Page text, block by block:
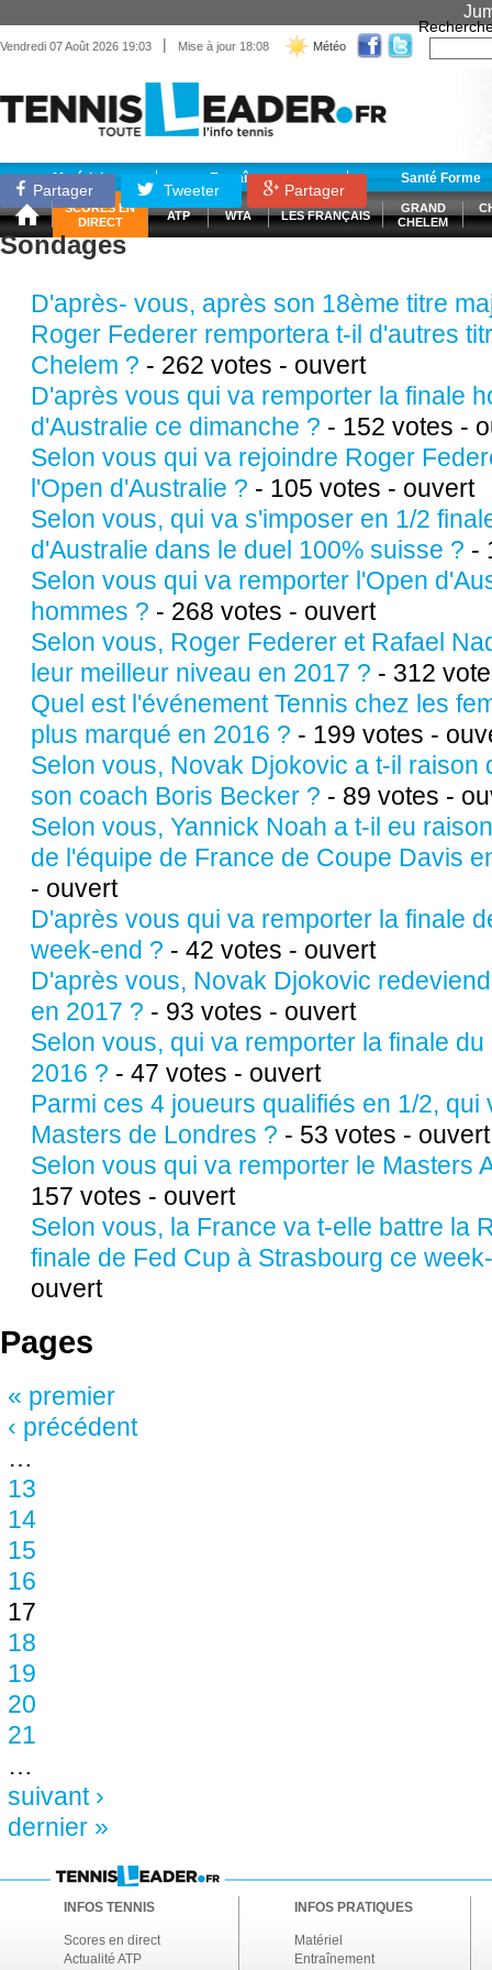
Vendredi 07 Août 2026 19:03 | Mise à jour 18:08 Météo
Matériel Entraînement Santé Forme
SCORES EN
DIRECT
ATP WTA LES FRANÇAIS
GRAND
CHELEM
Partager Tweeter Partager
Sondages
D'après- vous, après son 18ème titre
Roger Federer remportera t-il d'autres
Chelem ? - 262 votes - ouvert
D'après vous qui va remporter la finale
d'Australie ce dimanche ? - 152 votes -
Selon vous qui va rejoindre Roger
l'Open d'Australie ? - 105 votes - ouvert
Selon vous, qui va s'imposer en 1/2
d'Australie dans le duel 100% suisse ? -
Selon vous qui va remporter l'Open
hommes ? - 268 votes - ouvert
Selon vous, Roger Federer et Rafael
leur meilleur niveau en 2017 ? - 312
Quel est l'événement Tennis chez les
plus marqué en 2016 ? - 199 votes -
Selon vous, Novak Djokovic a t-il raison
son coach Boris Becker ? - 89 votes -
Selon vous, Yannick Noah a t-il eu
de l'équipe de France de Coupe Davis
- ouvert
D'après vous qui va remporter la finale
week-end ? - 42 votes - ouvert
D'après vous, Novak Djokovic
en 2017 ? - 93 votes - ouvert
Selon vous, qui va remporter la finale
2016 ? - 47 votes - ouvert
Parmi ces 4 joueurs qualifiés en 1/2, qui
Masters de Londres ? - 53 votes - ouvert
Selon vous qui va remporter le Masters
157 votes - ouvert
Selon vous, la France va t-elle battre la
finale de Fed Cup à Strasbourg ce
ouvert
Pages
« premier
‹ précédent
…
13
14
15
16
17
18
19
20
21
…
suivant ›
dernier »
INFOS TENNIS
Scores en direct
Actualité ATP
INFOS PRATIQUES
Matériel
Entraînement